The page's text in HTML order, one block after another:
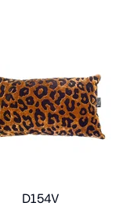
D154V